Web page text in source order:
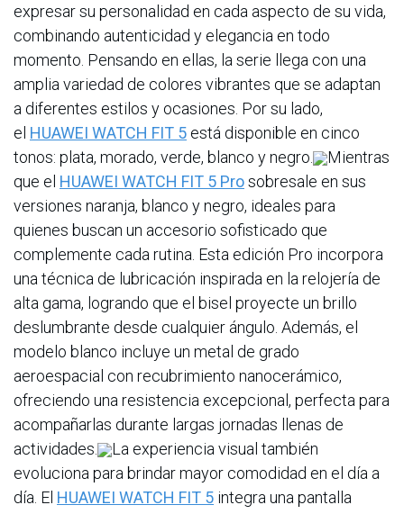
expresar su personalidad en cada aspecto de su vida,
combinando autenticidad y elegancia en todo
momento. Pensando en ellas, la serie llega con una
amplia variedad de colores vibrantes que se adaptan
a diferentes estilos y ocasiones. Por su lado,
el HUAWEI WATCH FIT 5 está disponible en cinco
tonos: plata, morado, verde, blanco y negro.
Mientras
que el HUAWEI WATCH FIT 5 Prosobresale en sus
versiones naranja, blanco y negro, ideales para
quienes buscan un accesorio sofisticado que
complemente cada rutina. Esta edición Pro incorpora
una técnica de lubricación inspirada en la relojería de
alta gama, logrando que el bisel proyecte un brillo
deslumbrante desde cualquier ángulo. Además, el
modelo blanco incluye un metal de grado
aeroespacial con recubrimiento nanocerámico,
ofreciendo una resistencia excepcional, perfecta para
acompañarlas durante largas jornadas llenas de
actividades.
La experiencia visual también
evoluciona para brindar mayor comodidad en el día a
día. El HUAWEI WATCH FIT 5 integra una pantalla